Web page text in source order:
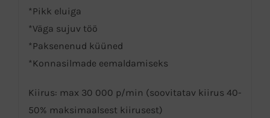
*Pikk eluiga
*Väga sujuv töö
*Paksenenud küüned
*Konnasilmade eemaldamiseks
Kiirus: max 30 000 p/min (soovitatav kiirus 40-
50% maksimaalsest kiirusest)